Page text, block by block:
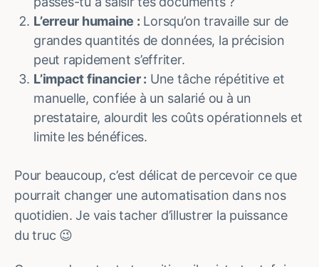
L’erreur humaine : Lorsqu’on travaille sur de
grandes quantités de données, la précision
peut rapidement s’effriter.
L’impact financier : Une tâche répétitive et
manuelle, confiée à un salarié ou à un
prestataire, alourdit les coûts opérationnels et
limite les bénéfices.
Pour beaucoup, c’est délicat de percevoir ce que
pourrait changer une automatisation dans nos
quotidien. Je vais tacher d’illustrer la puissance
du truc 😉